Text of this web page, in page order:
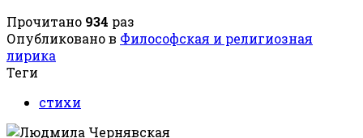
Прочитано 934 раз
Опубликовано в Философская и религиозная
лирика
Теги
стихи